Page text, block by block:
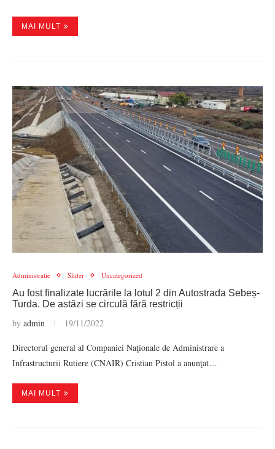
MAI MULT
Administratie Slider Uncategorized
Au fost finalizate lucrările la lotul 2 din Autostrada Sebeș-
Turda. De astăzi se circulă fără restricții
by admin 19/11/2022
Directorul general al Companiei Naţionale de Administrare a
Infrastructurii Rutiere (CNAIR) Cristian Pistol a anunţat…
MAI MULT